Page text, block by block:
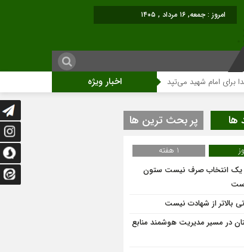
برابر با : Friday - 7 Au
اخبار ویژه شهید می‌تپد نمایشگاه آثار هنری ویژه ارتحال امام (ره)برگزار
ها پر بحث ترین ها
1 هفته
یک انتخاب صرف نیست ستون
بالاتر از شهادت نیست
در مسیر مدیریت هوشمند منابع